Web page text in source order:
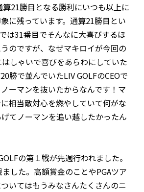
21勝目となる勝利にいつも以上に
に残っています。通算21勝目とい
は31番目でそんなに大喜びするほ
のですが、なぜマキロイが今回の
しゃいで喜びをあらわにしていた
勝で並んでいたLIV GOLFのCEOで
ーマンを抜いたからなんです！マ
相当敵対心を燃やしていて何がな
てノーマンを追い越したかったん
の第１戦が先週行われました。
した。高額賞金のことやPGAツア
いてはもうみなさんたくさんのニ